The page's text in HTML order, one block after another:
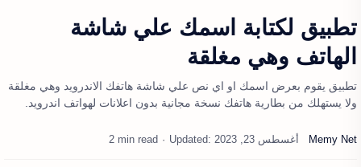
تطبيق لكتابة اسمك علي شاشة
الهاتف وهي مغلقة
تطبيق يقوم بعرض اسمك او اي نص علي شاشة هاتفك الاندرويد وهي مغلقة
ولا يستهلك من بطارية هاتفك نسخة مجانية بدون اعلانات لهواتف اندرويد.
2 min read